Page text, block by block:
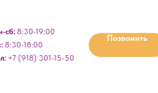
сб:8:30-19:00
8:30-18:00
+7 (918) 301-15-50
Позвонить